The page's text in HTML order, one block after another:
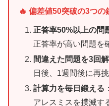
🔥 偏差値50突破の3つの
正答率50%以上の問
正答率が高い問題を
間違えた問題を3回
日後、1週間後に再
計算力を毎日鍛える
アレスミスを撲滅す